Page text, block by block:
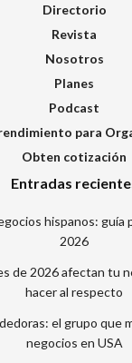
Directorio
Revista
Nosotros
Planes
Podcast
para
Obten cotización
Entradas
hispanos: guía
2026
de 2026 afectan tu
hacer al respecto
el grupo que
negocios en USA